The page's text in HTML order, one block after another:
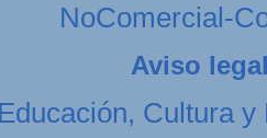
NoComercial-
Aviso
Cultura y